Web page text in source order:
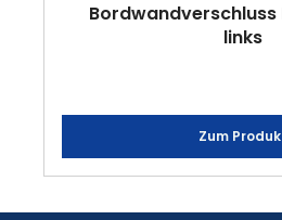
Bordwandverschluss
links
Zum